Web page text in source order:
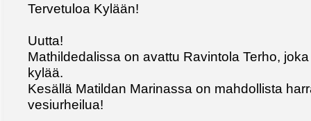
Tervetuloa Kylään!
Uutta!
Mathildedalissa on avattu Ravintola Terho,
kylää.
Kesällä Matildan Marinassa on mahdollista
vesiurheilua!